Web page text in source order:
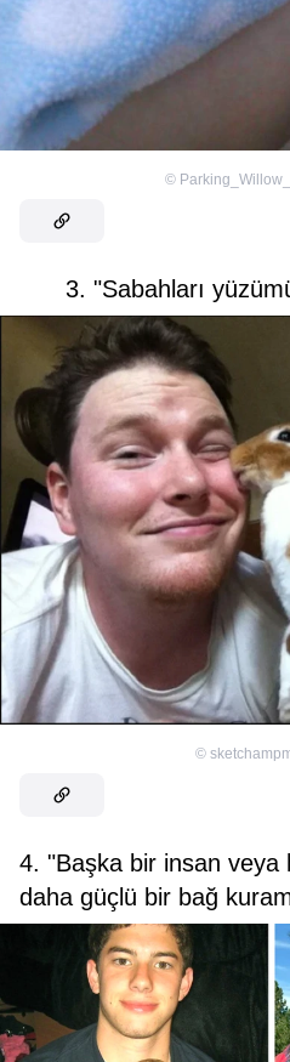
©
3. "Sabahları
©
4. "Başka bir insan veya
daha güçlü bir bağ